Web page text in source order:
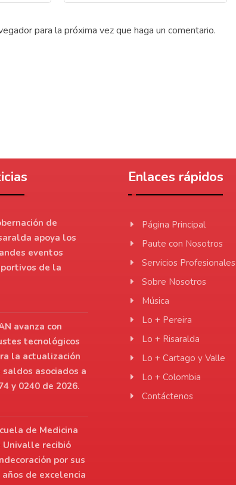
para la próxima vez que haga un comentario.
de
apoya los
eventos
de la
avanza con
tecnológicos
la actualización
saldos asociados a
y 0240 de 2026.
de Medicina
Univalle recibió
por sus
años de excelencia
Enlaces rápidos
Página Principal
Paute con Nosotros
Servicios Profesionales
Sobre Nosotros
Música
Lo + Pereira
Lo + Risaralda
Lo + Cartago y Valle
Lo + Colombia
Contáctenos